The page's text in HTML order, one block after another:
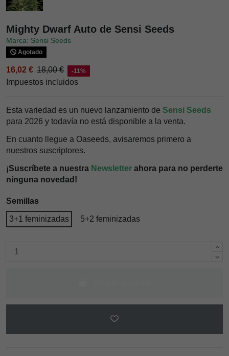
Mighty Dwarf Auto de Sensi Seeds
Marca: Sensi Seeds
Agotado
16,02 € 18,00 € -11%
Impuestos incluidos
Esta variedad es un nuevo lanzamiento de Sensi Seeds
para 2026 y todavía no está disponible a la venta.
En cuanto llegue a Oaseeds, avisaremos primero a
nuestros suscriptores.
¡Suscríbete a nuestra Newsletter ahora para no perderte
ninguna novedad!
Semillas
3+1 feminizadas 5+2 feminizadas